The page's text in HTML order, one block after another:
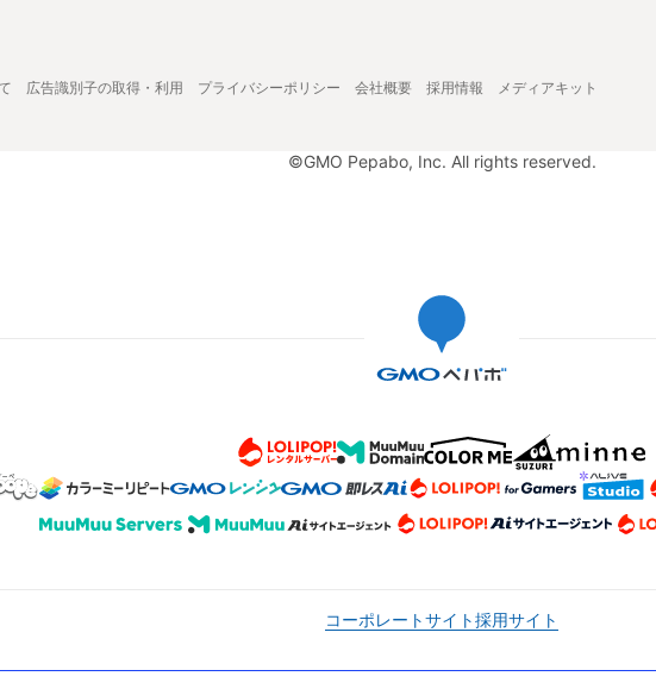
広告識別子の取得・利用 プライバシーポリシー 会社概要 採用情報 メディアキット
©GMO Pepabo, Inc. All rights reserved.
コーポレートサイト採用サイト